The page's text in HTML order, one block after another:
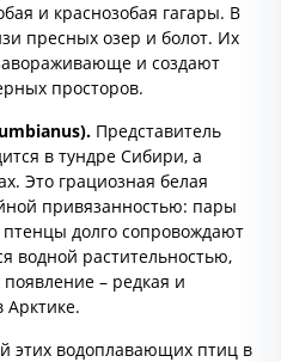
и краснозобая гагары. В
пресных озер и болот. Их
и создают
просторов.
Представитель
в тундре Сибири, а
Это грациозная белая
привязанностью: пары
долго сопровождают
водной растительностью,
– редкая и
этих водоплавающих птиц в